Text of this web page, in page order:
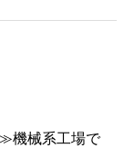
機械系工場で